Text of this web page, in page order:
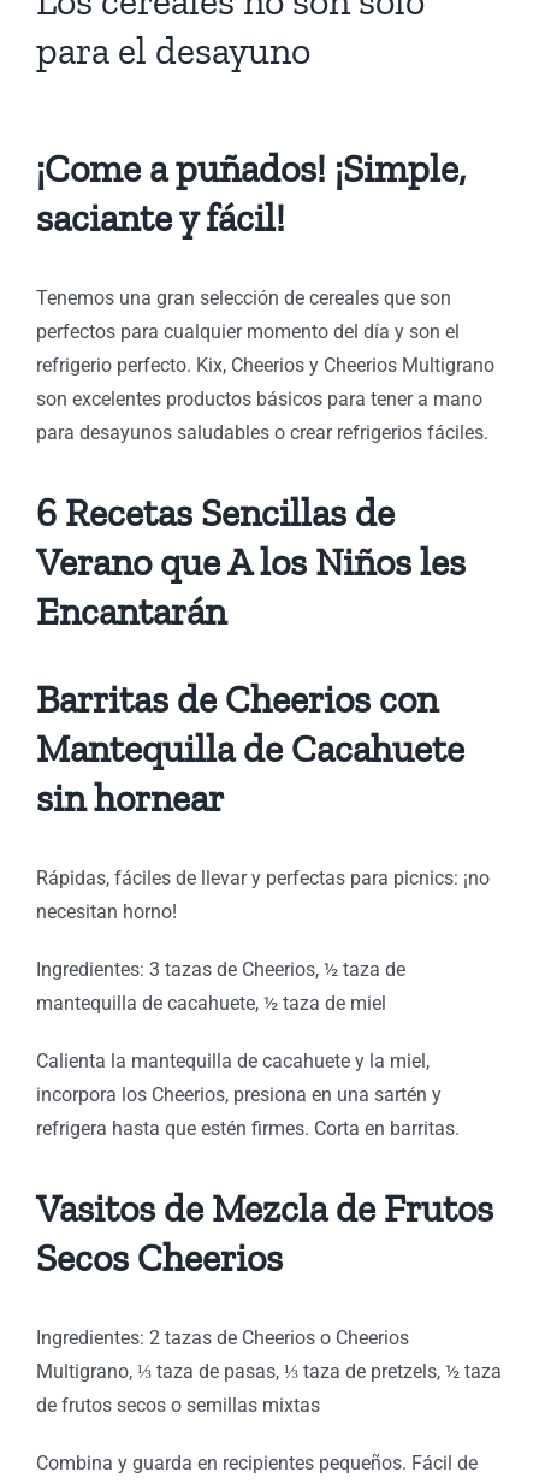
para el desayuno
¡Come a puñados! ¡Simple,
saciante y fácil!
Tenemos una gran selección de cereales que son
perfectos para cualquier momento del día y son el
refrigerio perfecto. Kix, Cheerios y Cheerios Multigrano
son excelentes productos básicos para tener a mano
para desayunos saludables o crear refrigerios fáciles.
6 Recetas Sencillas de
Verano que A los Niños les
Encantarán
Barritas de Cheerios con
Mantequilla de Cacahuete
sin hornear
Rápidas, fáciles de llevar y perfectas para picnics: ¡no
necesitan horno!
Ingredientes: 3 tazas de Cheerios, ½ taza de
mantequilla de cacahuete, ½ taza de miel
Calienta la mantequilla de cacahuete y la miel,
incorpora los Cheerios, presiona en una sartén y
refrigera hasta que estén firmes. Corta en barritas.
Vasitos de Mezcla de Frutos
Secos Cheerios
Ingredientes: 2 tazas de Cheerios o Cheerios
Multigrano, ⅓ taza de pasas, ⅓ taza de pretzels, ½ taza
de frutos secos o semillas mixtas
Combina y guarda en recipientes pequeños. Fácil de